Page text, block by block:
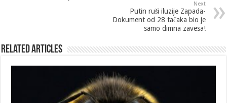
Next
Putin ruši iluzije Zapada-
Dokument od 28 tačaka bio je
samo dimna zavesa!
Related Articles